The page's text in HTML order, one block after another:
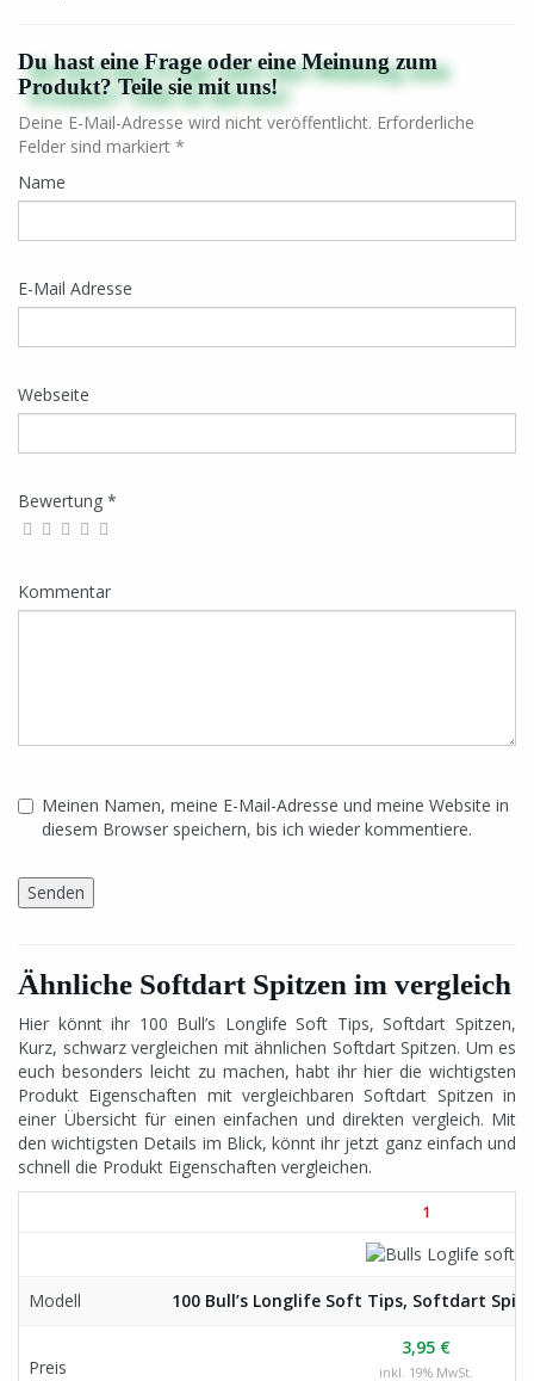
Du hast eine Frage oder eine Meinung zum
Produkt? Teile sie mit uns!
Deine E-Mail-Adresse wird nicht veröffentlicht. Erforderliche
Felder sind markiert *
Name
E-Mail Adresse
Webseite
Bewertung *
Kommentar
Meinen Namen, meine E-Mail-Adresse und meine Website in
diesem Browser speichern, bis ich wieder kommentiere.
Ähnliche Softdart Spitzen im vergleich
Hier könnt ihr 100 Bull’s Longlife Soft Tips, Softdart Spitzen,
Kurz, schwarz vergleichen mit ähnlichen Softdart Spitzen. Um es
euch besonders leicht zu machen, habt ihr hier die wichtigsten
Produkt Eigenschaften mit vergleichbaren Softdart Spitzen in
einer Übersicht für einen einfachen und direkten vergleich. Mit
den wichtigsten Details im Blick, könnt ihr jetzt ganz einfach und
schnell die Produkt Eigenschaften vergleichen.
1
Modell 100 Bull’s Longlife Soft Tips, Softdart
Preis
3,95 €
inkl. 19% MwSt.